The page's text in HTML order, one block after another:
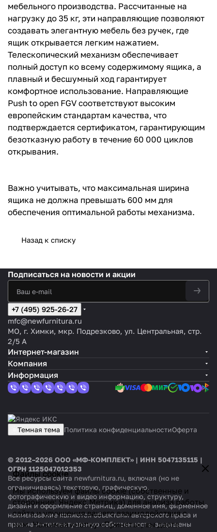
мебельного производства. Рассчитанные на
нагрузку до 35 кг, эти направляющие позволяют
создавать элегантную мебель без ручек, где
ящик открывается легким нажатием.
Телескопический механизм обеспечивает
полный доступ ко всему содержимому ящика, а
плавный и бесшумный ход гарантирует
комфортное использование. Направляющие
Push to open FGV соответствуют высоким
европейским стандартам качества, что
подтверждается сертификатом, гарантирующим
безотказную работу в течение 60 000 циклов
открывания.
Важно учитывать, что максимальная ширина
ящика не должна превышать 600 мм для
обеспечения оптимальной работы механизма.
Назад к списку
Файлы cookie
Мы используем файлы cookie (собственные и
сторонние: Яндекс.Метрика) для анализа работы
сайта и улучшения вашего взаимодействия с
ним. Нажимая кнопку «Принять», вы даете
Подписаться на новости и акции
+7 (495) 925-26-27
mfc@newfurnitura.ru
МО, г. Химки, мкр. Подрезково, ул. Центральная, стр.
2/5 А
Интернет-магазин
Компания
Информация
Темная тема Политика конфиденциальностиОферта
© 2012–2026 ООО «МФ-КОМПЛЕКТ» | ИНН 5047135115 |
ОГРН 1125047012353
Все ресурсы сайта newfurnitura.ru, включая (но не
ограничиваясь) текстовую, графическую,
фотографическую и видео информацию, структуру,
дизайн и оформление страниц, доменное имя, фирменное
наименование являются объектами авторского права и
прав на интеллектуальную собственность, защищены